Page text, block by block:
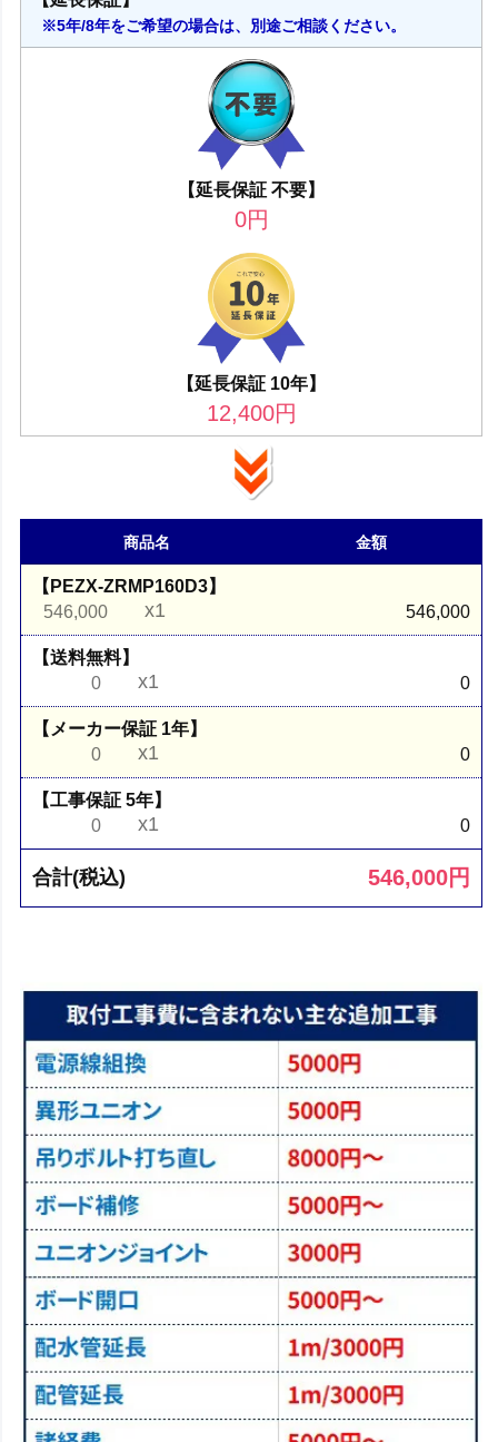
※5年/8年をご希望の場合は、別途ご相談ください。
【延長保証 不要】
0円
【延長保証 10年】
12,400円
商品名 金額
【PEZX-ZRMP160D3】
546,000
x1 546,000
【送料無料】
0
x1 0
【メーカー保証 1年】
0
x1 0
【工事保証 5年】
0
x1 0
合計(税込) 546,000円